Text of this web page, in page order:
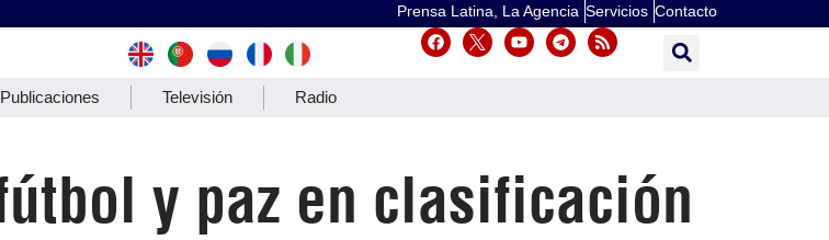
Prensa Latina, La Agencia Servicios Contacto
Publicaciones Televisión Radio
y paz en clasificación